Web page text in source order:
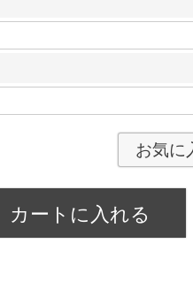
お気に
カートに入れる